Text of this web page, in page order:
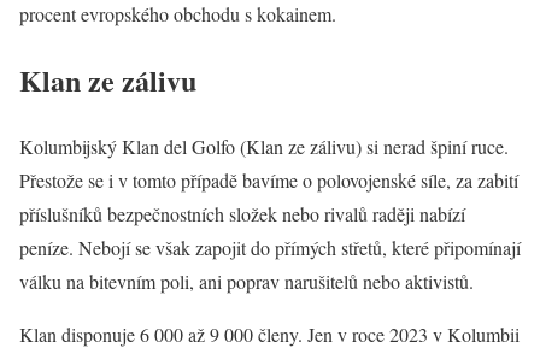
procent evropského obchodu s kokainem.
Klan ze zálivu
Kolumbijský Klan del Golfo (Klan ze zálivu) si nerad špiní ruce.
Přestože se i v tomto případě bavíme o polovojenské síle, za zabití
příslušníků bezpečnostních složek nebo rivalů raději nabízí
peníze. Nebojí se však zapojit do přímých střetů, které připomínají
válku na bitevním poli, ani poprav narušitelů nebo aktivistů.
Klan disponuje 6 000 až 9 000 členy. Jen v roce 2023 v Kolumbii